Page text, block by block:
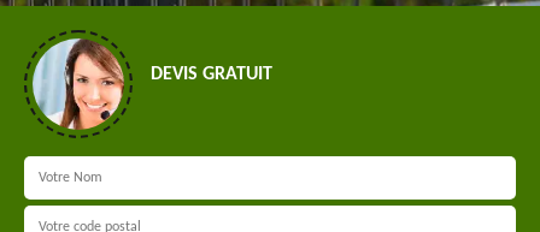
DEVIS GRATUIT